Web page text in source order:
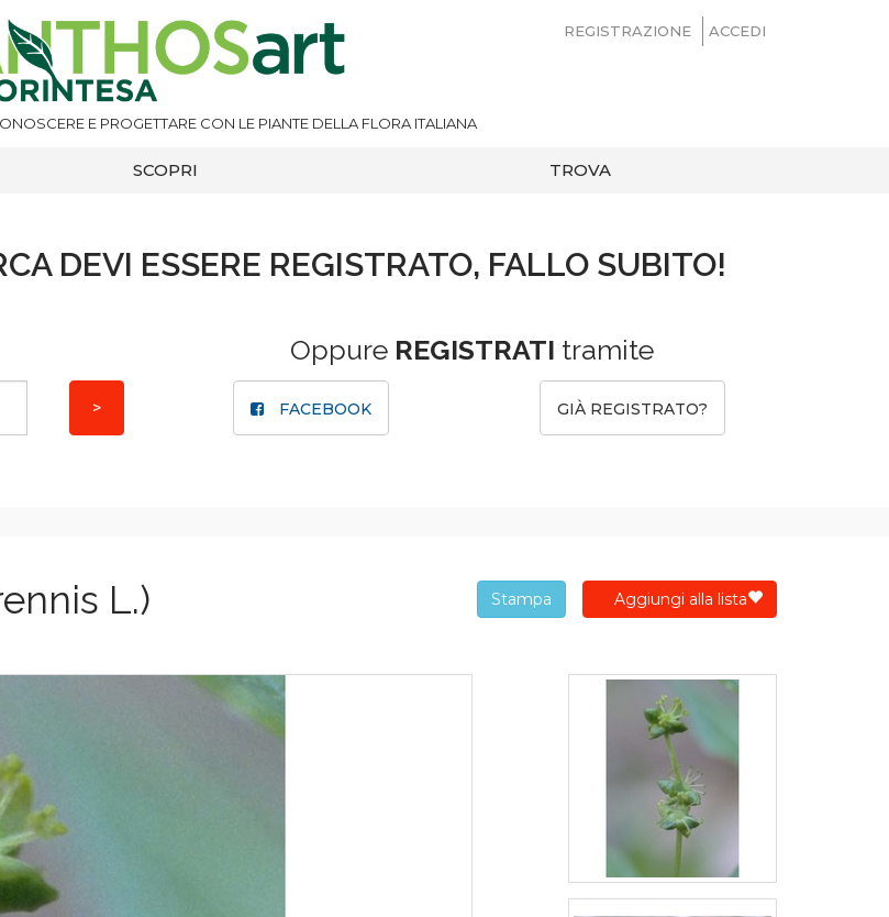
ACCEDI
REGISTRAZIONE
E PROGETTARE CON LE PIANTE DELLA FLORA ITALIANA
SCOPRI TROVA
DEVI ESSERE REGISTRATO, FALLO SUBITO!
Oppure REGISTRATI tramite
FACEBOOK GIÀ REGISTRATO?
L.) Aggiungi alla lista
Stampa